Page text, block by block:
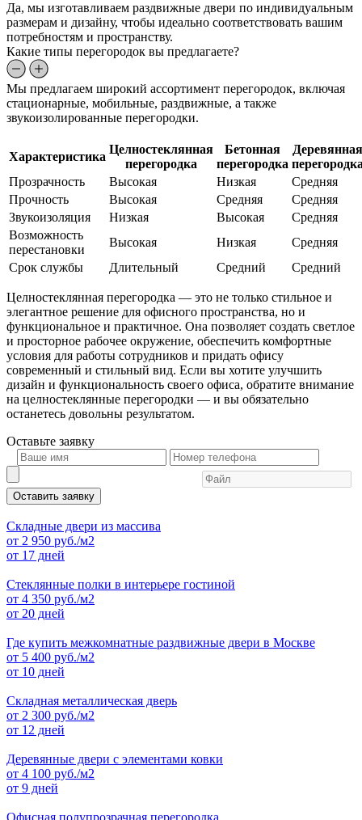
Да, мы изготавливаем раздвижные двери по индивидуальным
размерам и дизайну, чтобы идеально соответствовать вашим
потребностям и пространству.
Какие типы перегородок вы предлагаете?
Мы предлагаем широкий ассортимент перегородок, включая
стационарные, мобильные, раздвижные, а также
звукоизолированные перегородки.
Характеристика
Целностеклянная
перегородка
Бетонная
перегородка
Деревянная
Прозрачность
Высокая Низкая
Средняя
Прочность
Высокая Средняя
Средняя
Звукоизоляция
Низкая Высокая
Средняя
Возможность
перестановки
Высокая Низкая
Средняя
Срок службы
Длительный Средний Средний
Целностеклянная перегородка — это не только стильное и
элегантное решение для офисного пространства, но и
функциональное и практичное. Она позволяет создать светлое
и просторное рабочее окружение, обеспечить комфортные
условия для работы сотрудников и придать офису
современный и стильный вид. Если вы хотите улучшить
дизайн и функциональность своего офиса, обратите внимание
на целностеклянные перегородки — и вы обязательно
останетесь довольны результатом.
Оставьте заявку
Оставить заявку
Складные двери из массива
от 2 950 руб./м2
от 17 дней
Стеклянные полки в интерьере гостиной
от 4 350 руб./м2
от 20 дней
Где купить межкомнатные раздвижные двери в Москве
от 5 400 руб./м2
от 10 дней
Складная металлическая дверь
от 2 300 руб./м2
от 12 дней
Деревянные двери с элементами ковки
от 4 100 руб./м2
от 9 дней
Офисная полупрозрачная перегородка